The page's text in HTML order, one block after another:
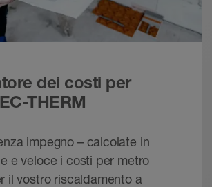
MB
dei costi per
THERM
impegno – calcolate in
e veloce i costi per metro
il vostro riscaldamento a